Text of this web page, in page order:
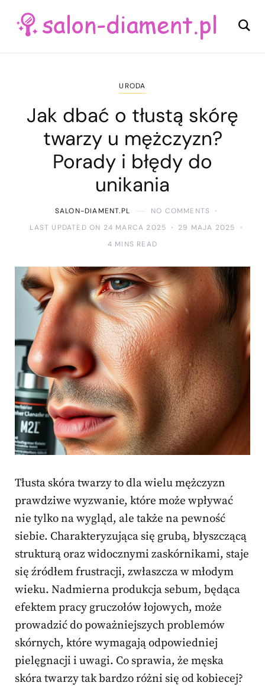
URODA
Jak dbać o tłustą skórę
twarzy u mężczyzn?
Porady i błędy do
unikania
SALON-DIAMENT.PL
NO COMMENTS
LAST UPDATED ON 24 MARCA 2025
29 MAJA 2025
4 MINS READ
Tłusta skóra twarzy to dla wielu mężczyzn
prawdziwe wyzwanie, które może wpływać
nie tylko na wygląd, ale także na pewność
siebie. Charakteryzująca się grubą, błyszczącą
strukturą oraz widocznymi zaskórnikami, staje
się źródłem frustracji, zwłaszcza w młodym
wieku. Nadmierna produkcja sebum, będąca
efektem pracy gruczołów łojowych, może
prowadzić do poważniejszych problemów
skórnych, które wymagają odpowiedniej
pielęgnacji i uwagi. Co sprawia, że męska
skóra twarzy tak bardzo różni się od kobiecej?